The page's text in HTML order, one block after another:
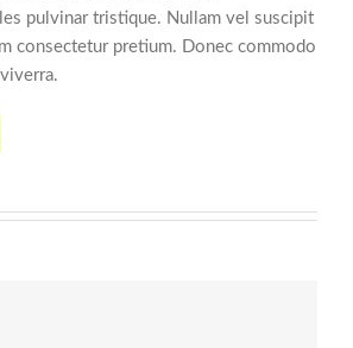
pulvinar tristique. Nullam vel suscipit
consectetur pretium. Donec commodo